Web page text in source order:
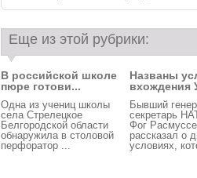
Еще из этой рубрики:
В российской школе
пюре готови...
Одна из учениц школы
села Стрелецкое
Белгородской области
обнаружила в столовой
перфоратор ...
Названы
вхождения
Бывший
секретарь
Фог
рассказал о
условиях,